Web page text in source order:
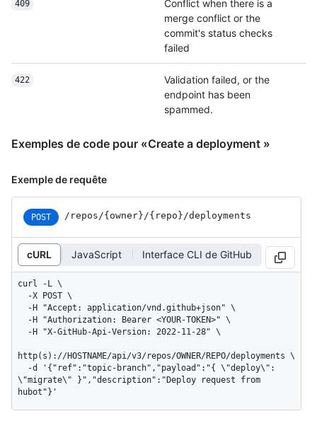
409
Conflict when there is a
merge conflict or the
commit's status checks
failed
422
Validation failed, or the
endpoint has been
spammed.
Exemples de code pour «Create a deployment »
Exemple de requête
POST /repos /{owner} /{repo} /deployments
cURL JavaScript Interface CLI de GitHub
curl -L \
http(s)://HOSTNAME/api/v3/repos/OWNER/REPO/deployments \
\"migrate\" }","description":"Deploy request from
hubot"}'